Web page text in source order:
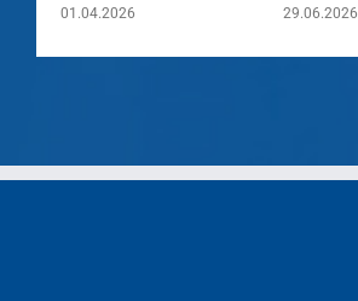
01.04.2026 29.06.2026